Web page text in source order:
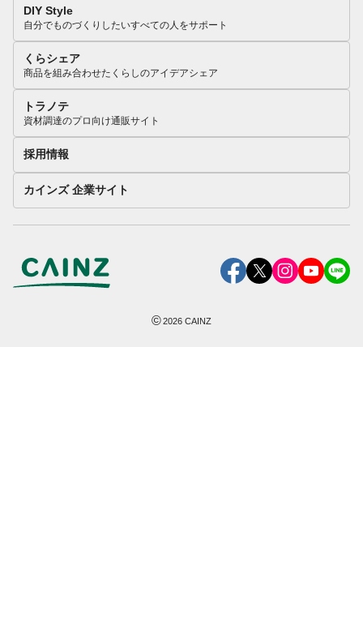
DIY Style
自分でものづくりしたいすべての人をサポート
くらシェア
商品を組み合わせたくらしのアイデアシェア
トラノテ
資材調達のプロ向け通販サイト
採用情報
カインズ 企業サイト
©2026 CAINZ